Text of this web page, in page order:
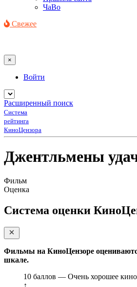
ЧаВо
Свежее
×
Войти
Расширенный поиск
Система
рейтинга
КиноЦензора
Джентльмены
Фильм
Оценка
Система оценки
Фильмы на КиноЦензоре
шкале.
10 баллов — Очень хорошее кино
↑